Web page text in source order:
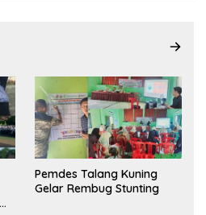
Pemdes Talang Kuning
Gelar Rembug Stunting